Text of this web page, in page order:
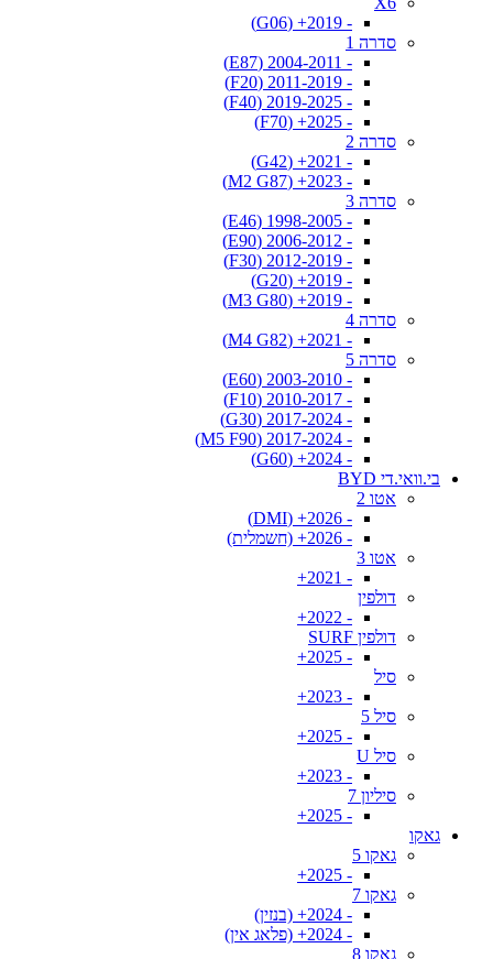
- 2019+ (G06)
סדרה 1
- 2004-2011 (E87)
- 2011-2019 (F20)
- 2019-2025 (F40)
- 2025+ (F70)
סדרה 2
- 2021+ (G42)
- 2023+ (M2 G87)
סדרה 3
- 1998-2005 (E46)
- 2006-2012 (E90)
- 2012-2019 (F30)
- 2019+ (G20)
- 2019+ (M3 G80)
סדרה 4
- 2021+ (M4 G82)
סדרה 5
- 2003-2010 (E60)
- 2010-2017 (F10)
- 2017-2024 (G30)
- 2017-2024 (M5 F90)
- 2024+ (G60)
בי.וואי.די BYD
אטו 2
- 2026+ (DMI)
- 2026+ (חשמלית)
אטו 3
- 2021+
דולפין
- 2022+
דולפין SURF
- 2025+
סיל
- 2023+
סיל 5
- 2025+
סיל U
- 2023+
סיליון 7
- 2025+
גאקו
גאקו 5
- 2025+
גאקו 7
- 2024+ (בנזין)
- 2024+ (פלאג אין)
גאקו 8